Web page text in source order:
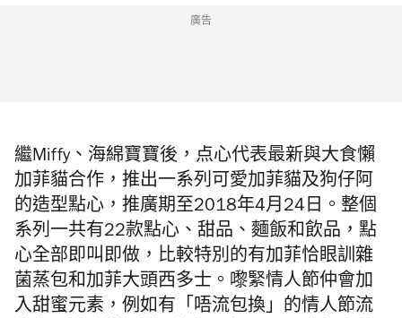
廣告
繼Miffy、 海綿寶寶後，点心代表最新與大食懶
加菲貓合作，推出一系列可愛加菲貓及狗仔阿
的造型點心 ， 推廣期至2018年4月24日 。整個
系列一共有22款點心、甜品、麵飯和飲品，點
心全部即叫即做，比較特別的有加菲恰眼訓雜
菌蒸包和加菲大頭西多士。嚟緊情人節仲會加
入甜蜜元素，例如有「唔流包換」的情人節流